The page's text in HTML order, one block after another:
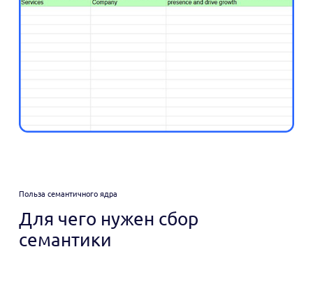
Польза семантичного ядра
Для чего нужен сбор
семантики